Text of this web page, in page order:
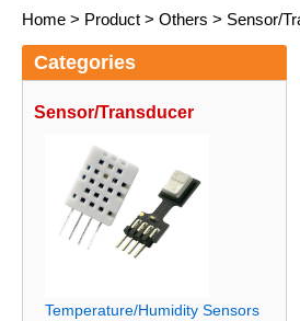
Home > Product > Others > Sensor/
Categories
Sensor/Transducer
Temperature/Humidity Sensors